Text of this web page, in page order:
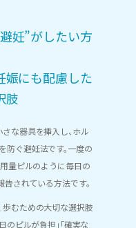
妊”がしたい方
娠にも配慮した
肢
な器具を挿入し、ホル
ぐ避妊法です。一度の
量ピルのように毎日の
されている方法です。
歩むための大切な選択肢
のピルが負担」「確実な